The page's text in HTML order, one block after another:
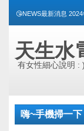
😘NEWS最新消息
天生水
有女性細心說明 :
嗨~手機掃一下